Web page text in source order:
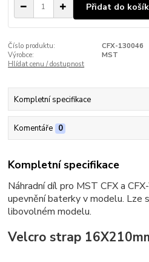
Přidat do
Číslo produktu:
CFX-130046
Výrobce:
MST
Hlídat cenu / dostupnost
Kompletní specifikace
Komentáře 0
Kompletní specifikace
Náhradní díl pro MST CFX a
upevnění baterky v modelu. Lze
libovolném modelu.
Velcro strap